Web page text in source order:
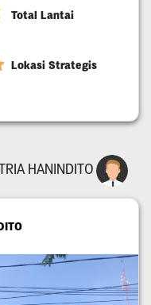
Total Lantai
Lokasi Strategis
HANINDITO